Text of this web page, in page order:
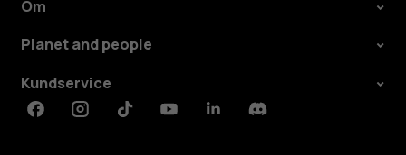
Om
Planet and people
Kundservice
FacebookInstagramTiktokYoutubeLinkedinDiscord